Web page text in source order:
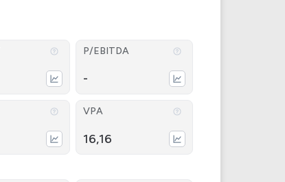
P/EBITDA
-
VPA
16,16